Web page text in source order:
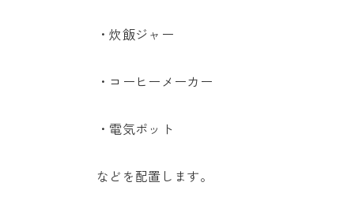
・炊飯ジャー
・コーヒーメーカー
・電気ポット
などを配置します。